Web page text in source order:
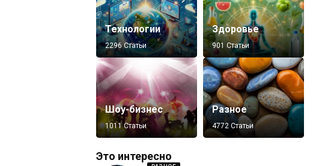
Технологии
2296 Статьи
Здоровье
901 Статьи
Шоу-бизнес
1011 Статьи
Разное
4772 Статьи
Это интересно